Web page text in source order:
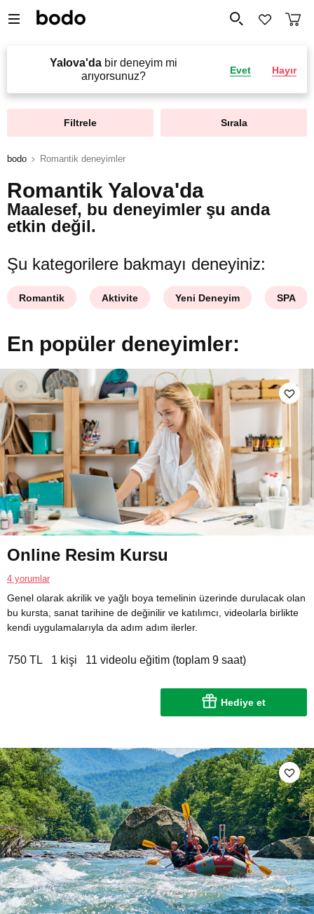
Yalova'dabir deneyim mi
arıyorsunuz?
Evet Hayır
Filtrele Sırala
bodo Romantik deneyimler
Romantik Yalova'da
Maalesef, bu deneyimler şu anda
etkin değil.
Şu kategorilere bakmayı deneyiniz:
Romantik Aktivite Yeni Deneyim SPA
En popüler deneyimler:
Online Resim Kursu
4 yorumlar
Genel olarak akrilik ve yağlı boya temelinin üzerinde durulacak olan
bu kursta, sanat tarihine de değinilir ve katılımcı, videolarla birlikte
kendi uygulamalarıyla da adım adım ilerler.
750 TL 1 kişi 11 videolu eğitim (toplam 9 saat)
Hediye et